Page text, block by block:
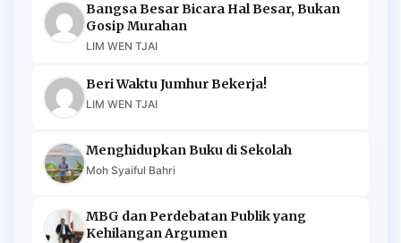
Bangsa Besar Bicara Hal Besar, Bukan
Gosip Murahan
LIM WEN TJAI
Beri Waktu Jumhur Bekerja!
LIM WEN TJAI
Menghidupkan Buku di Sekolah
Moh Syaiful Bahri
MBG dan Perdebatan Publik yang
Kehilangan Argumen